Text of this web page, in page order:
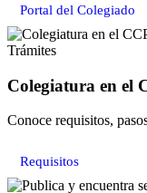
Portal del Colegiado
Trámites
Colegiatura en el
Conoce requisitos,
Requisitos